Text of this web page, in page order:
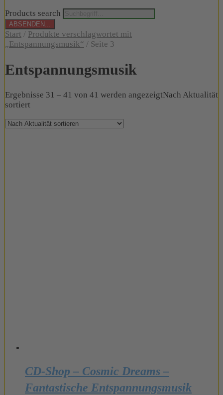
Products search
ABSENDEN...
Start / Produkte verschlagwortet mit
„Entspannungsmusik“ / Seite 3
Entspannungsmusik
Ergebnisse 31 – 41 von 41 werden angezeigtNach Aktualität
sortiert
CD-Shop – Cosmic Dreams –
Fantastische Entspannungsmusik